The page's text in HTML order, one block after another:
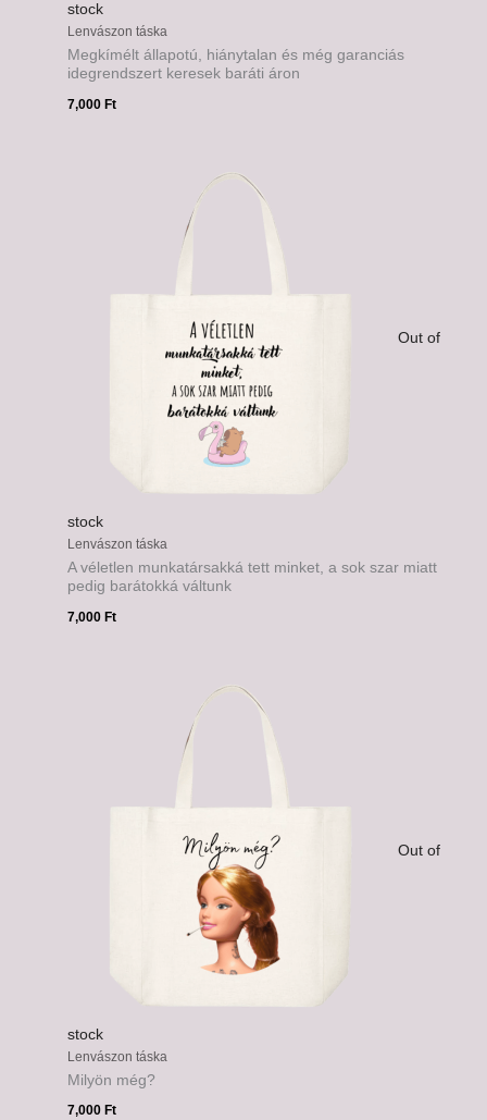
stock
Lenvászon táska
Megkímélt állapotú, hiánytalan és még garanciás
idegrendszert keresek baráti áron
7,000 Ft
Out of
stock
Lenvászon táska
A véletlen munkatársakká tett minket, a sok szar miatt
pedig barátokká váltunk
7,000Ft
Out of
stock
Lenvászon táska
Milyön még?
7,000 Ft